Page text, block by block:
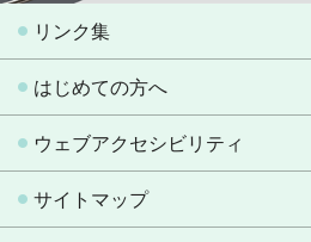
リンク集
はじめての方へ
ウェブアクセシビリティ
サイトマップ